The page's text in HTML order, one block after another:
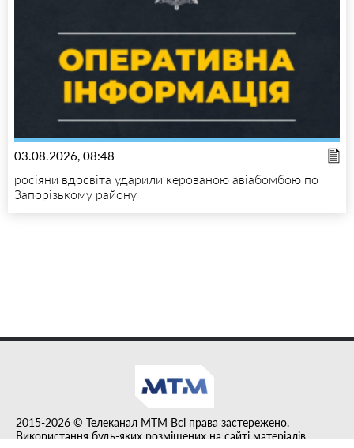
03.08.2026, 08:48
росіяни вдосвіта ударили керованою авіабомбою по
Запорізькому району
2015-2026 © Телеканал MTM Всі права застережено.
Використання будь-яких розміщених на сайті матеріалів